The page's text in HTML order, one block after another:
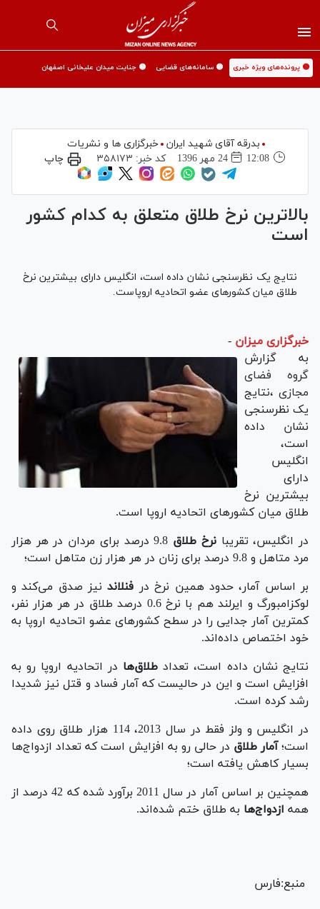
🟡 پرونده‌های ویژه خبری 🟡 سامانه‌های قضایی 🟡 جنایت میدان علیخانی اصفهان
بدرقه آقای شهید ایران
خبرگزاری ها و نشریات
12:08
24 مهر 1396 کد خبر: ۳۵۸۱۷۳ چاپ
بالاترین نرخ طلاق متعلق به کدام کشور
است
نتایج یک نظرسنجی نشان داده است، انگلیس دارای بیشترین نرخ
طلاق میان کشورهای عضو اتحادیه اروپاست.
خبرگزاری میزان -
به گزارش
گروه فضای
مجازی ،نتایج
یک نظرسنجی
نشان داده
است،
انگلیس
دارای
بیشترین نرخ
طلاق میان کشورهای اتحادیه اروپا است.
در انگلیس، تقریبانرخ طلاق
9.8 درصد برای مردان در هر هزار
مرد متاهل و 9.8 درصد برای زنان در هر هزار زن متاهل است؛
بر اساس آمار، حدود همین نرخ در فنلاندنیز صدق می‌کند و
لوکزامبورگ و ایرلند هم با نرخ 0.6 درصد طلاق در هر هزار نفر،
کمترین آمار جدایی را در سطح کشورهای عضو اتحادیه اروپا به
خود اختصاص داده‌اند.
نتایج نشان داده است، تعداد طلاق‌ها در اتحادیه اروپا رو به
افزایش است و این در حالیست که آمار فساد و قتل نیز شدیدا
رشد کرده است.
در انگلیس و ولز فقط در سال 2013، 114 هزار طلاق روی داده
است؛آمار طلاق در حالی رو به افزایش است که تعداد ازدواج‌ها
بسیار کاهش یافته است؛
همچنین بر اساس آمار در سال 2011 برآورد شده که 42 درصد از
همه ازدواج‌ها به طلاق ختم شده‌اند.
منبع:فارس